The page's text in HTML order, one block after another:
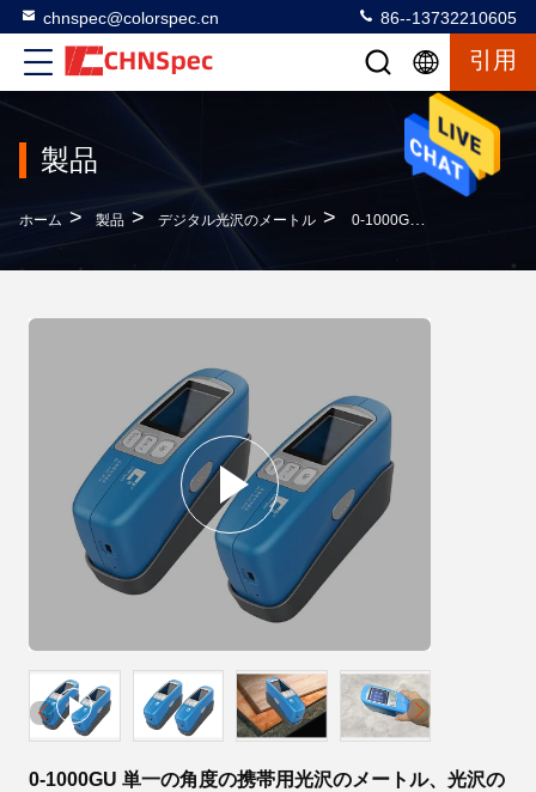
chnspec@colorspec.cn 86--13732210605
引用
製品
ホーム > 製品 > デジタル光沢のメートル > 0-1000GU 単一の角度の携帯用光沢のメートル、光沢のレベルの測定 0.5s テスト時間
0-1000GU 単一の角度の携帯用光沢のメートル、光沢の